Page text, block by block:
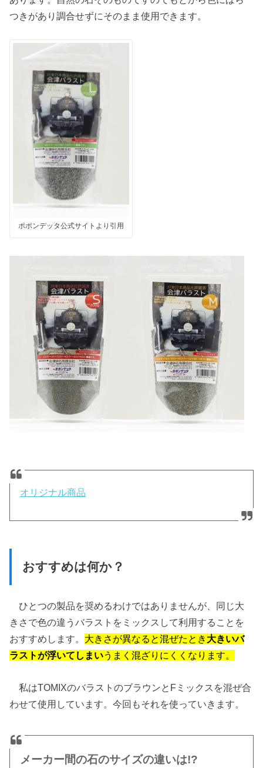
つきがあり調合せずにそのまま使用できます。
ポポンデッタ公式サイトより引用
オリジナル商品
おすすめは何か？
ひとつの製品を奨めるわけではありませんが、同じ大
きさで色の違うバラストをミックスして利用することを
おすすめします。 大きさが異なると混ぜたとき 大きいバ
ラストが浮いてしまいうまく混ざりにくくなります。
私はTOMIXのバラストのブラウンとFミックスを混ぜ合
わせて使用しています。今回もそれを使っていきます。
メーカー間の石のサイズの違いは!?